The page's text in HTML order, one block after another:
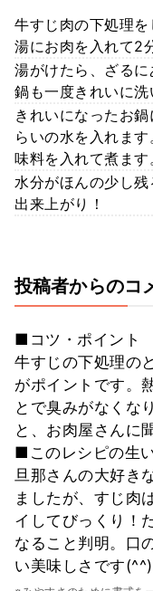
牛すじ肉の下処理
湯にお肉を入れて2
湯がけたら、ざる
鍋も一度きれいに洗
きれいになったお
らいの水を入れま
味料を入れて煮ます
水分がほんの少し残
出来上がり！
投稿者からのコ
■コツ・ポイント
牛すじの下処理の
がポイントです。
とで臭みがなくな
と、お肉屋さんに
■このレシピの生
旦那さんの大好き
ましたが、すじ肉
イしてびっくり！
なること判明。口
い美味しさです(^^)